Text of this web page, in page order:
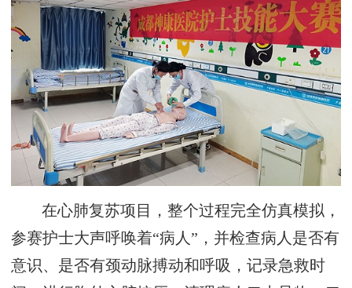
在心肺复苏项目，整个过程完全仿真模拟，
参赛护士大声呼唤着“病人”，并检查病人是否有
意识、是否有颈动脉搏动和呼吸，记录急救时